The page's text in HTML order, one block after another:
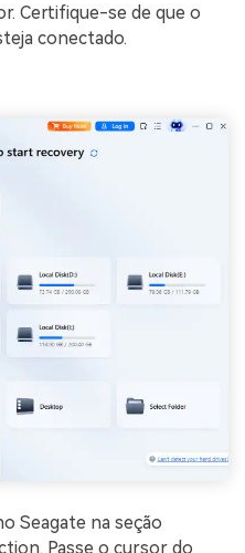
Certifique-se de que o
conectado.
Seagate na seção
Passe o cursor do